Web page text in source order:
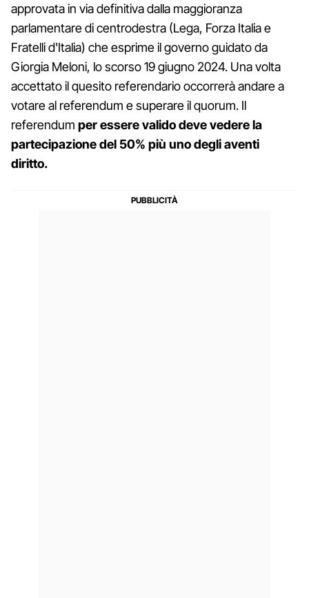
approvata in via definitiva dalla maggioranza
parlamentare di centrodestra (Lega, Forza Italia e
Fratelli d'Italia) che esprime il governo guidato da
Giorgia Meloni, lo scorso 19 giugno 2024. Una volta
accettato il quesito referendario occorrerà andare a
votare al referendum e superare il quorum. Il
referendum per essere valido deve vedere la
partecipazione del 50% più uno degli aventi
diritto.